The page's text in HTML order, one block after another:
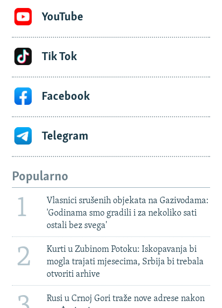
YouTube
Tik Tok
Facebook
Telegram
Popularno
1
Vlasnici srušenih objekata na Gazivodama:
'Godinama smo gradili i za nekoliko sati
ostali bez svega'
2
Kurti u Zubinom Potoku: Iskopavanja bi
mogla trajati mjesecima, Srbija bi trebala
otvoriti arhive
Rusi u Crnoj Gori traže nove adrese nakon